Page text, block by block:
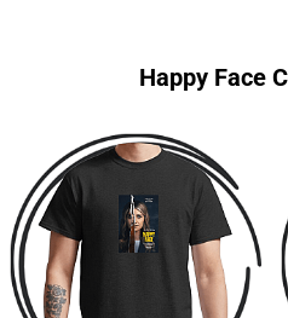
Happy Face